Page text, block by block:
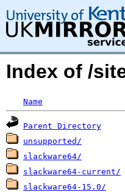
Index of /
Name
Parent Directory
unsupported/
slackware64/
slackware64-current/
slackware64-15.0/